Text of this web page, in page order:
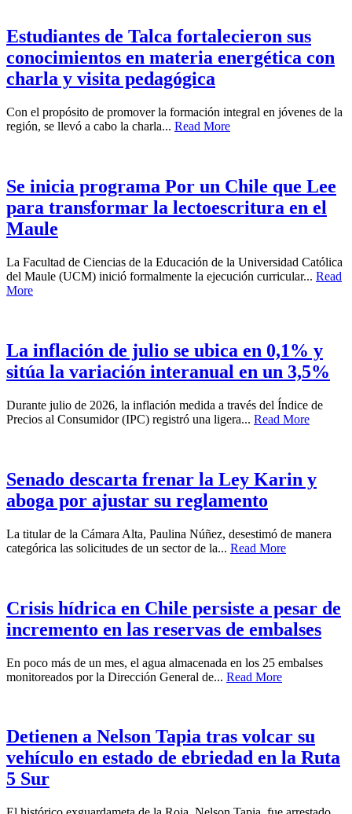
Estudiantes de Talca fortalecieron sus
conocimientos en materia energética con
charla y visita pedagógica
Con el propósito de promover la formación integral en jóvenes de la
región, se llevó a cabo la charla... Read More
Se inicia programa Por un Chile que Lee
para transformar la lectoescritura en el
Maule
La Facultad de Ciencias de la Educación de la Universidad Católica
del Maule (UCM) inició formalmente la ejecución curricular... Read
More
La inflación de julio se ubica en 0,1% y
sitúa la variación interanual en un 3,5%
Durante julio de 2026, la inflación medida a través del Índice de
Precios al Consumidor (IPC) registró una ligera... Read More
Senado descarta frenar la Ley Karin y
aboga por ajustar su reglamento
La titular de la Cámara Alta, Paulina Núñez, desestimó de manera
categórica las solicitudes de un sector de la... Read More
Crisis hídrica en Chile persiste a pesar de
incremento en las reservas de embalses
En poco más de un mes, el agua almacenada en los 25 embalses
monitoreados por la Dirección General de... Read More
Detienen a Nelson Tapia tras volcar su
vehículo en estado de ebriedad en la Ruta
5 Sur